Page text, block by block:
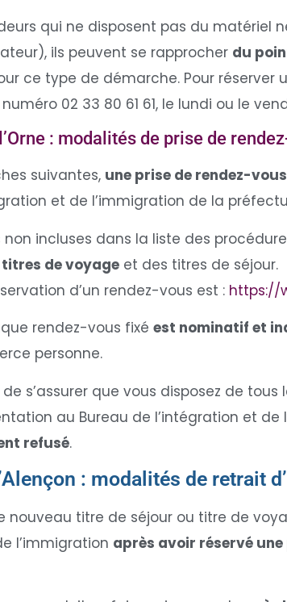
qui ne disposent pas du matériel
ils peuvent se rapprocher du
ce type de démarche. Pour
02 33 80 61 61, le lundi ou le
: modalités de prise de
suivantes, une prise de rendez-
et de l’immigration de la
incluses dans la liste des
de voyage et des titres de séjour.
d’un rendez-vous est : https://
rendez-vous fixéest nominatif et
personne.
s’assurer que vous disposez de
au Bureau de l’intégration et
refusé.
: modalités de retrait
nouveau titre de séjour ou titre de
l’immigration après avoir réservé